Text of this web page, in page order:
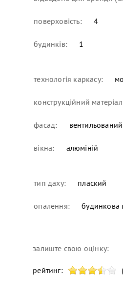
поверховість: 4
будинків: 1
технологія каркасу:
конструкційний
фасад: вентильований
вікна: алюміній
тип даху: плаский
опалення: будинкова
залиште свою оцінку:
рейтинг: